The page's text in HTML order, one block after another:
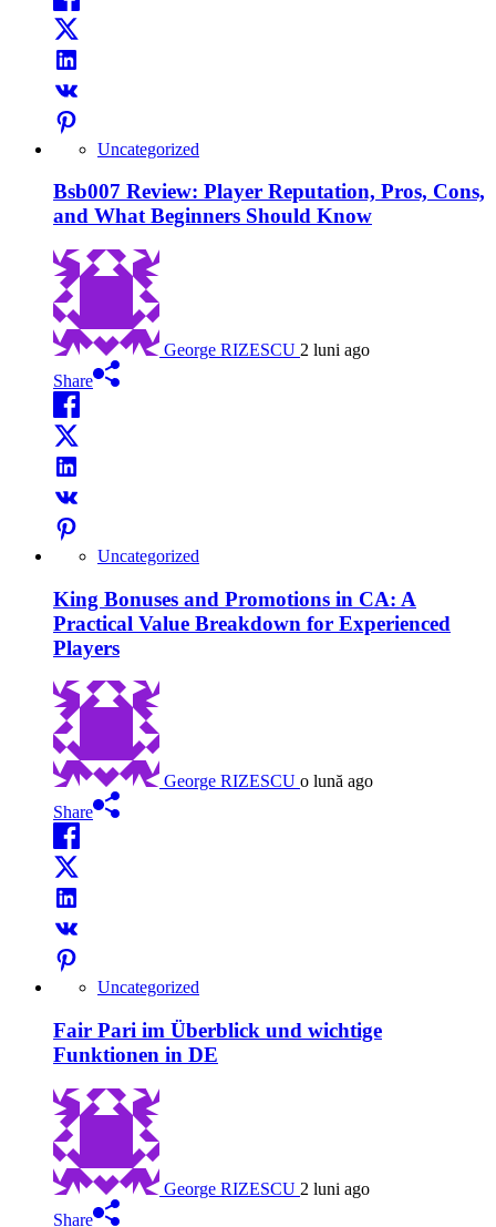
Uncategorized
Bsb007 Review: Player Reputation, Pros, Cons,
and What Beginners Should Know
George RIZESCU 2 luni ago
Share
Uncategorized
King Bonuses and Promotions in CA: A
Practical Value Breakdown for Experienced
Players
George RIZESCU o lună ago
Share
Uncategorized
Fair Pari im Überblick und wichtige
Funktionen in DE
George RIZESCU 2 luni ago
Share